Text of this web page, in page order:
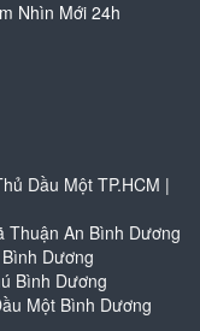
Nhìn Mới 24h
Dầu Một TP.HCM |
Thuận An Bình Dương
Dương
Bình Dương
Một Bình Dương